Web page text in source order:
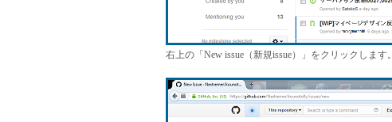
右上の「New issue（新規issue）」をクリックします。